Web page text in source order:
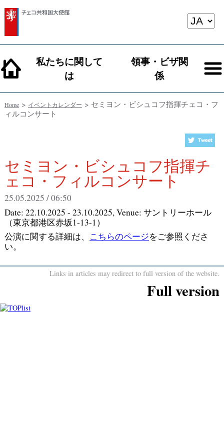
私たちに関して
は
領事・ビザ関
係
Home> イベントカレンダー > セミヨン・ビシュコフ指揮チェコ・フ
ィルコンサート
セミヨン・ビシュコフ指揮チ
ェコ・フィルコンサート
25.05.2025 / 06:50
Date: 22.10.2025 - 23.10.2025, Venue: サントリーホール
（東京都港区赤坂1-13-1）
公演に関する詳細は、 こちらのページをご参照くださ
い。
Links in articles may redirect to full version of the website.
Full version